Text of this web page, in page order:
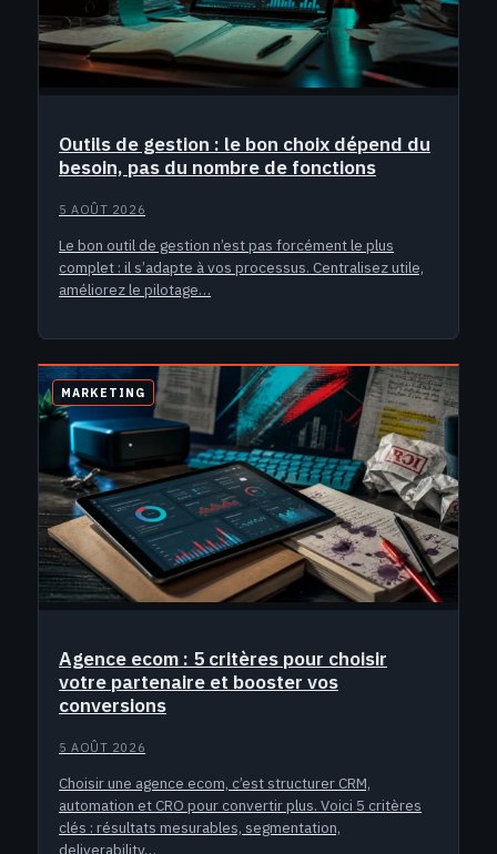
Outils de gestion : le bon choix dépend du
besoin, pas du nombre de fonctions
5 AOÛT 2026
Le bon outil de gestion n’est pas forcément le plus
complet : il s’adapte à vos processus. Centralisez utile,
améliorez le pilotage…
MARKETING
Agence ecom : 5 critères pour choisir
votre partenaire et booster vos
conversions
5 AOÛT 2026
Choisir une agence ecom, c’est structurer CRM,
automation et CRO pour convertir plus. Voici 5 critères
clés : résultats mesurables, segmentation,
deliverability…